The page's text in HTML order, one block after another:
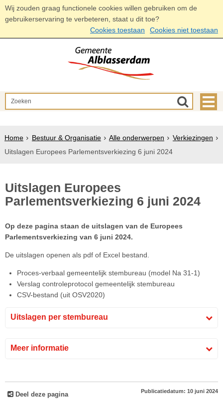
Wij zouden graag functionele cookies willen gebruiken om de
gebruikerservaring te verbeteren, staat u dit toe?
Cookies toestaan
Cookies niet toestaan
Home Bestuur & Organisatie Alle onderwerpen
Verkiezingen
Uitslagen Europees Parlementsverkiezing 6 juni 2024
Uitslagen Europees
Parlementsverkiezing 6 juni 2024
Op deze pagina staan de uitslagen van de Europees
Parlementsverkiezing van 6 juni 2024.
De uitslagen openen als pdf of Excel bestand.
Proces-verbaal gemeentelijk stembureau (model Na 31-1)
Verslag controleprotocol gemeentelijk stembureau
CSV-bestand (uit OSV2020)
Uitslagen per stembureau
Meer informatie
Deel deze pagina Publicatiedatum: 10 juni 2024